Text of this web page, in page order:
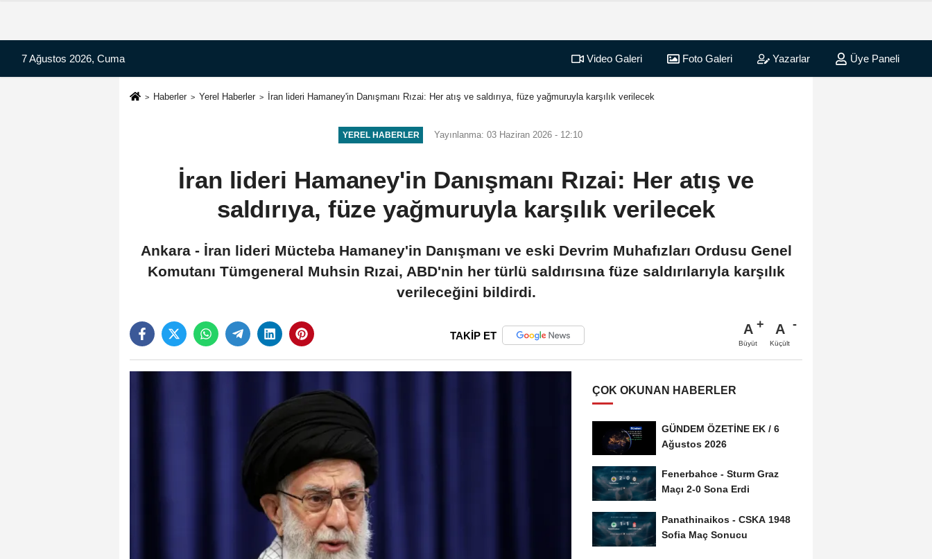
7 Ağustos 2026, Cuma Video Galeri Foto Galeri Yazarlar Üye Paneli
Haberler Yerel Haberler İran lideri Hamaney'in Danışmanı Rızai: Her atış ve saldırıya, füze yağmuruyla karşılık verilecek
YEREL HABERLER Yayınlanma: 03 Haziran 2026 - 12:10
İran lideri Hamaney'in Danışmanı Rızai: Her atış ve
saldırıya, füze yağmuruyla karşılık verilecek
Ankara - İran lideri Mücteba Hamaney'in Danışmanı ve eski Devrim Muhafızları Ordusu Genel
Komutanı Tümgeneral Muhsin Rızai, ABD'nin her türlü saldırısına füze saldırılarıyla karşılık
verileceğini bildirdi.
TAKİP ET A
Büyüt
A
Küçült
ÇOK OKUNAN HABERLER
GÜNDEM ÖZETİNE EK / 6
Ağustos 2026
Fenerbahce - Sturm Graz
Maçı 2-0 Sona Erdi
Panathinaikos - CSKA 1948
Sofia Maç Sonucu